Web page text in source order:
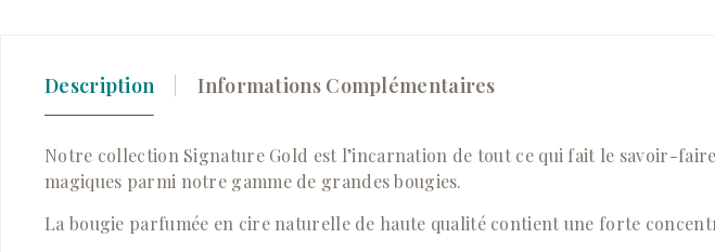
Description Informations Complémentaires
Notre collection Signature Gold est l’incarnation de tout ce qui fait le savoir-
magiques parmi notre gamme de grandes bougies.
La bougie parfumée en cire naturelle de haute qualité contient une forte